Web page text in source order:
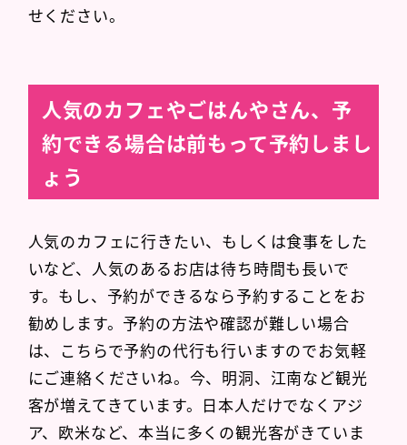
せください。
人気のカフェやごはんやさん、予
約できる場合は前もって予約しまし
ょう
人気のカフェに行きたい、もしくは食事をした
いなど、人気のあるお店は待ち時間も長いで
す。もし、予約ができるなら予約することをお
勧めします。予約の方法や確認が難しい場合
は、こちらで予約の代行も行いますのでお気軽
にご連絡くださいね。今、明洞、江南など観光
客が増えてきています。日本人だけでなくアジ
ア、欧米など、本当に多くの観光客がきていま